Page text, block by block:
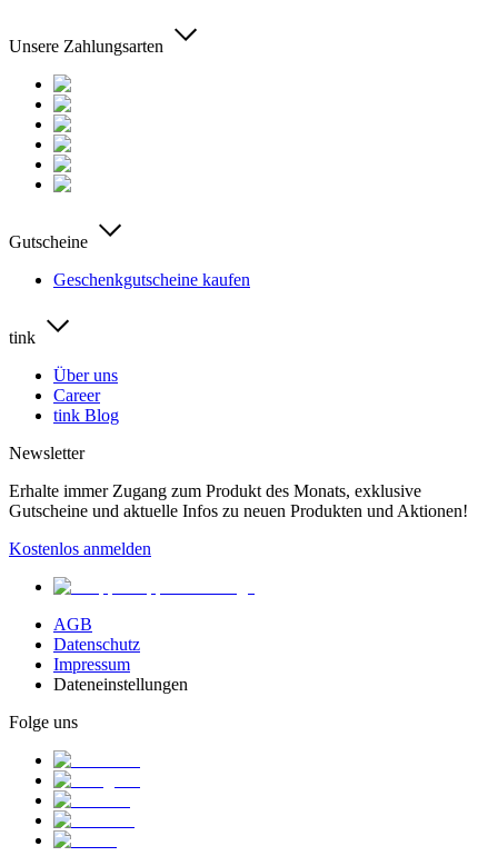
Unsere Zahlungsarten
Gutscheine
Geschenkgutscheine kaufen
tink
Über uns
Career
tink Blog
Newsletter
Erhalte immer Zugang zum Produkt des Monats, exklusive
Gutscheine und aktuelle Infos zu neuen Produkten und Aktionen!
Kostenlos anmelden
AGB
Datenschutz
Impressum
Dateneinstellungen
Folge uns